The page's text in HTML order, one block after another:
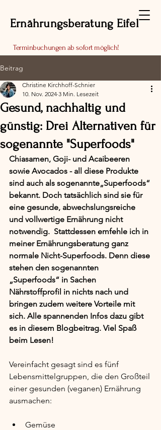
Ernährungsberatung Eifel
Terminbuchungen ab sofort möglich!
Beitrag
Gesund, nachhaltig und
günstig: Drei Alternativen für
sogenannte "Superfoods"
Christine Kirchhoff-Schnier
10. Nov. 2024 3 Min. Lesezeit
Chiasamen, Goji- und Acaibeeren
sowie Avocados - all diese Produkte
sind auch als sogenannte„Superfoods“
bekannt. Doch tatsächlich sind sie für
eine gesunde, abwechslungsreiche
und vollwertige Ernährung nicht
notwendig.  Stattdessen emfehle ich in
meiner Ernährungsberatung ganz
normale Nicht-Superfoods. Denn diese
stehen den sogenannten
„Superfoods“ in Sachen
Nährstoffprofil in nichts nach und
bringen zudem weitere Vorteile mit
sich. Alle spannenden Infos dazu gibt
es in diesem Blogbeitrag. Viel Spaß
beim Lesen!
Vereinfacht gesagt sind es fünf
Lebensmittelgruppen, die den Großteil
einer gesunden (veganen) Ernährung
ausmachen:
Gemüse